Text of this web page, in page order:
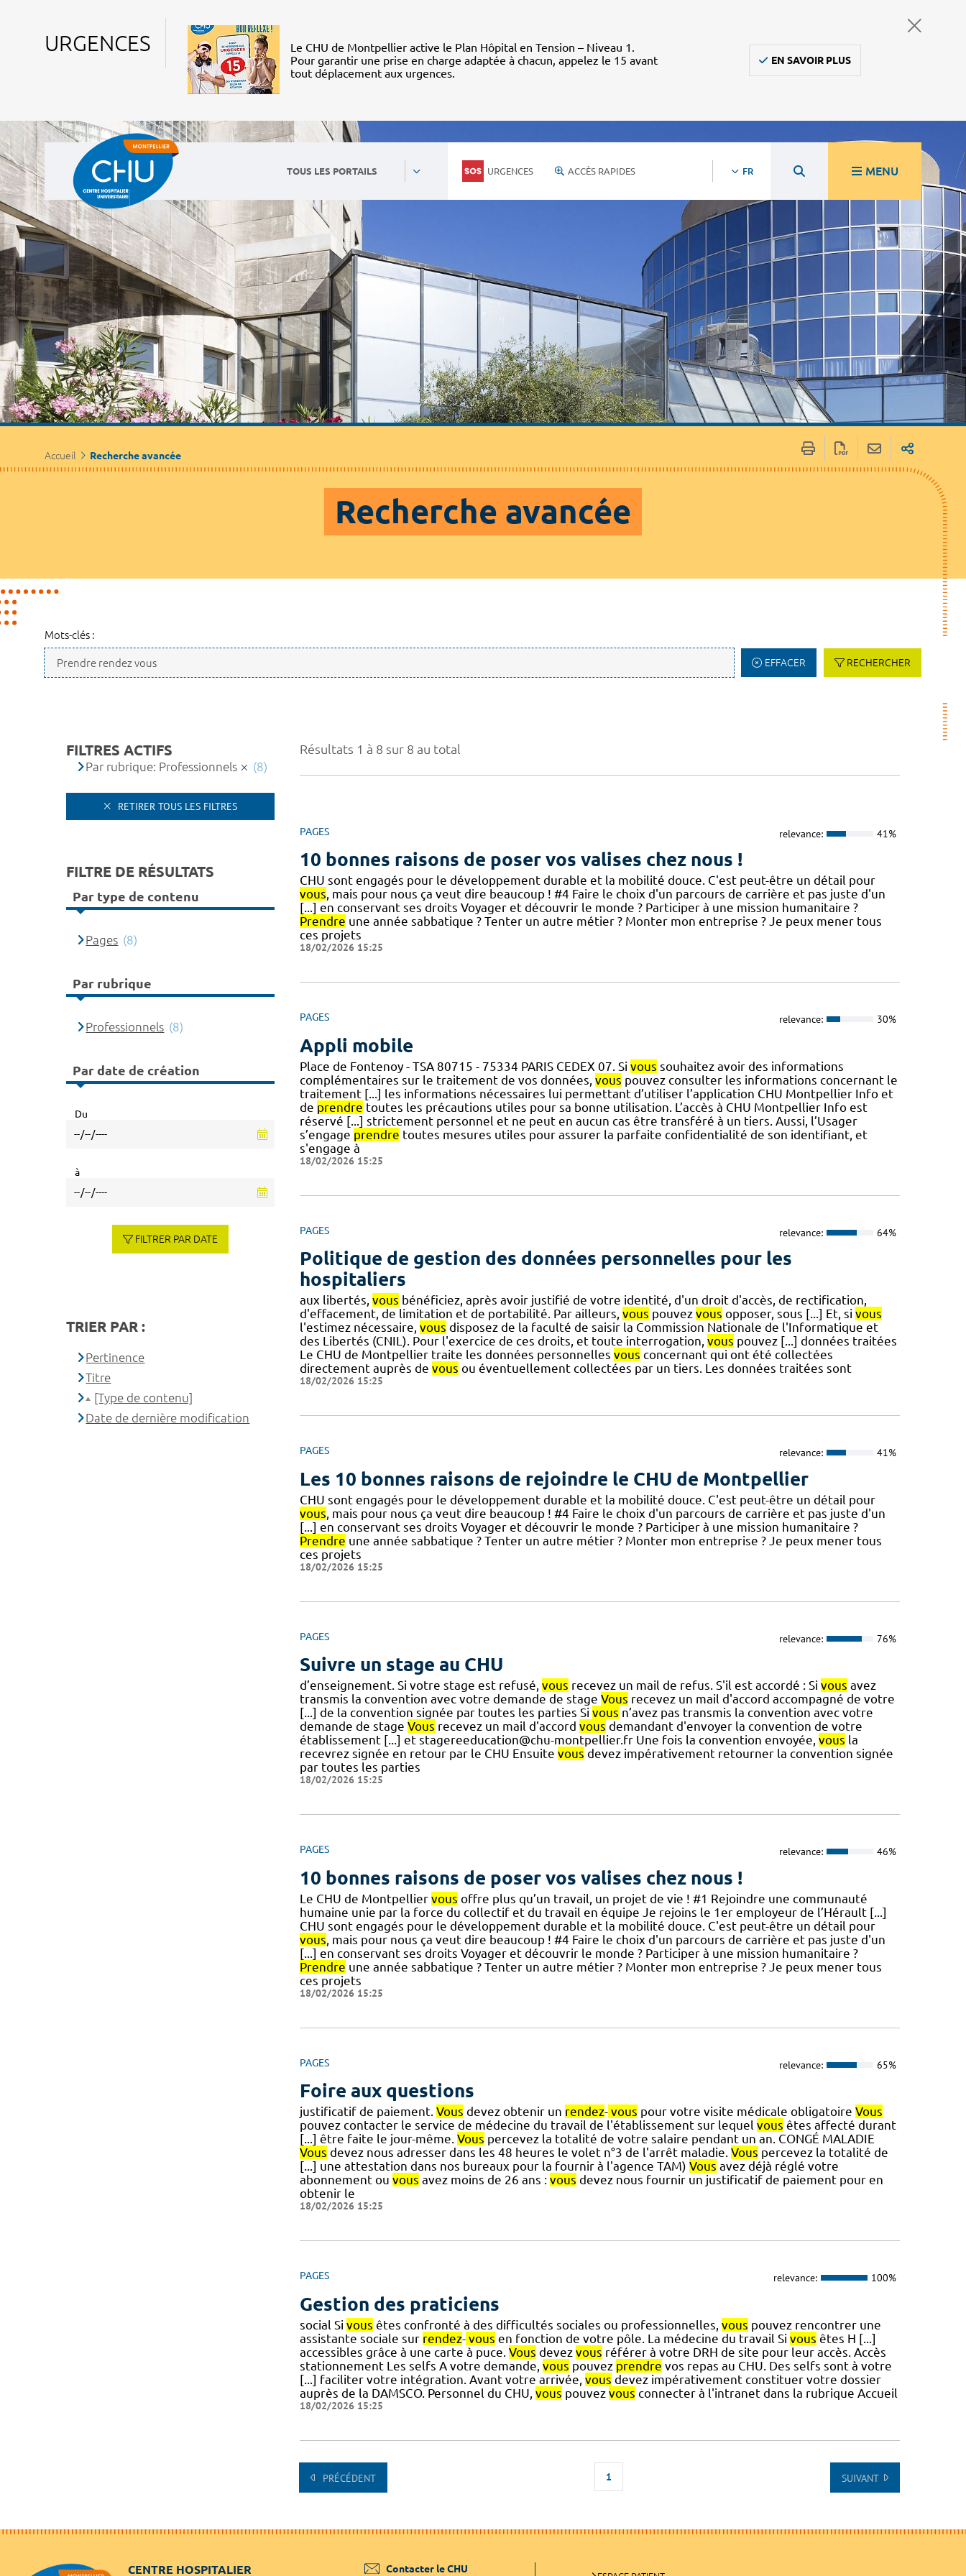
URGENCES
Le CHU de Montpellier active le Plan Hôpital en Tension – Niveau 1.
Pour garantir une prise en charge adaptée à chacun, appelez le 15 avant
tout déplacement aux urgences.
EN SAVOIR PLUS
TOUS LES PORTAILS URGENCES ACCÈS RAPIDES FR MENU
Accueil Recherche avancée
Recherche avancée
Mots-clés :
EFFACER RECHERCHER
Résultats 1 à 8 sur 8 au total
PAGES relevance: 41%
10 bonnes raisons de poser vos valises chez nous !
CHU sont engagés pour le développement durable et la mobilité douce. C'est peut-être un détail pour
vous, mais pour nous ça veut dire beaucoup ! #4 Faire le choix d'un parcours de carrière et pas juste d'un
[...] en conservant ses droits Voyager et découvrir le monde ? Participer à une mission humanitaire ?
Prendre une année sabbatique ? Tenter un autre métier ? Monter mon entreprise ? Je peux mener tous
ces projets
18/02/2026 15:25
PAGES relevance: 30%
Appli mobile
Place de Fontenoy - TSA 80715 - 75334 PARIS CEDEX 07. Si vous souhaitez avoir des informations
complémentaires sur le traitement de vos données, vous pouvez consulter les informations concernant le
traitement [...] les informations nécessaires lui permettant d’utiliser l’application CHU Montpellier Info et
de prendre toutes les précautions utiles pour sa bonne utilisation. L’accès à CHU Montpellier Info est
réservé [...] strictement personnel et ne peut en aucun cas être transféré à un tiers. Aussi, l’Usager
s’engage prendre toutes mesures utiles pour assurer la parfaite confidentialité de son identifiant, et
s'engage à
18/02/2026 15:25
PAGES relevance: 64%
Politique de gestion des données personnelles pour les
hospitaliers
aux libertés, vous bénéficiez, après avoir justifié de votre identité, d'un droit d'accès, de rectification,
d'effacement, de limitation et de portabilité. Par ailleurs, vous pouvez vous opposer, sous [...] Et, si vous
l'estimez nécessaire, vous disposez de la faculté de saisir la Commission Nationale de l'Informatique et
des Libertés (CNIL). Pour l'exercice de ces droits, et toute interrogation, vous pouvez [...] données traitées
Le CHU de Montpellier traite les données personnelles vous concernant qui ont été collectées
directement auprès de vous ou éventuellement collectées par un tiers. Les données traitées sont
18/02/2026 15:25
PAGES relevance: 41%
Les 10 bonnes raisons de rejoindre le CHU de Montpellier
CHU sont engagés pour le développement durable et la mobilité douce. C'est peut-être un détail pour
vous, mais pour nous ça veut dire beaucoup ! #4 Faire le choix d'un parcours de carrière et pas juste d'un
[...] en conservant ses droits Voyager et découvrir le monde ? Participer à une mission humanitaire ?
Prendre une année sabbatique ? Tenter un autre métier ? Monter mon entreprise ? Je peux mener tous
ces projets
18/02/2026 15:25
PAGES relevance: 76%
Suivre un stage au CHU
d’enseignement. Si votre stage est refusé, vous recevez un mail de refus. S'il est accordé : Si vous avez
transmis la convention avec votre demande de stage Vous recevez un mail d'accord accompagné de votre
[...] de la convention signée par toutes les parties Si vous n’avez pas transmis la convention avec votre
demande de stage Vous recevez un mail d'accord vous demandant d'envoyer la convention de votre
établissement [...] et stagereeducation@chu-montpellier.fr Une fois la convention envoyée, vous la
recevrez signée en retour par le CHU Ensuite vous devez impérativement retourner la convention signée
par toutes les parties
18/02/2026 15:25
PAGES relevance: 46%
10 bonnes raisons de poser vos valises chez nous !
Le CHU de Montpellier vous offre plus qu’un travail, un projet de vie ! #1 Rejoindre une communauté
humaine unie par la force du collectif et du travail en équipe Je rejoins le 1er employeur de l’Hérault [...]
CHU sont engagés pour le développement durable et la mobilité douce. C'est peut-être un détail pour
vous, mais pour nous ça veut dire beaucoup ! #4 Faire le choix d'un parcours de carrière et pas juste d'un
[...] en conservant ses droits Voyager et découvrir le monde ? Participer à une mission humanitaire ?
Prendre une année sabbatique ? Tenter un autre métier ? Monter mon entreprise ? Je peux mener tous
ces projets
18/02/2026 15:25
PAGES relevance: 65%
Foire aux questions
justificatif de paiement. Vous devez obtenir un rendez- vous pour votre visite médicale obligatoire Vous
pouvez contacter le service de médecine du travail de l'établissement sur lequel vous êtes affecté durant
[...] être faite le jour-même. Vous percevez la totalité de votre salaire pendant un an. CONGÉ MALADIE
Vous devez nous adresser dans les 48 heures le volet n°3 de l'arrêt maladie. Vous percevez la totalité de
[...] une attestation dans nos bureaux pour la fournir à l'agence TAM) Vous avez déjà réglé votre
abonnement ou vous avez moins de 26 ans : vous devez nous fournir un justificatif de paiement pour en
obtenir le
18/02/2026 15:25
PAGES relevance: 100%
Gestion des praticiens
social Si vous êtes confronté à des difficultés sociales ou professionnelles, vous pouvez rencontrer une
assistante sociale sur rendez- vous en fonction de votre pôle. La médecine du travail Si vous êtes H [...]
accessibles grâce à une carte à puce. Vous devez vous référer à votre DRH de site pour leur accès. Accès
stationnement Les selfs A votre demande, vous pouvez prendre vos repas au CHU. Des selfs sont à votre
[...] faciliter votre intégration. Avant votre arrivée, vous devez impérativement constituer votre dossier
auprès de la DAMSCO. Personnel du CHU, vous pouvez vous connecter à l'intranet dans la rubrique Accueil
18/02/2026 15:25
PRÉCÉDENT 1 SUIVANT
FILTRES ACTIFS
Par rubrique: Professionnels (8)
RETIRER TOUS LES FILTRES
FILTRE DE RÉSULTATS
Par type de contenu
Pages (8)
Par rubrique
Professionnels (8)
Par date de création
Du
à
FILTRER PAR DATE
TRIER PAR :
Pertinence
Titre
[Type de contenu]
Date de dernière modification
CENTRE HOSPITALIER Contacter le CHU